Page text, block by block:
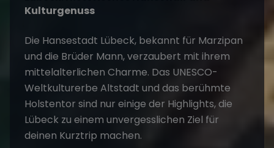
Kulturgenuss
Die Hansestadt Lübeck, bekannt für Marzipan
und die Brüder Mann, verzaubert mit ihrem
mittelalterlichen Charme. Das UNESCO-
Weltkulturerbe Altstadt und das berühmte
Holstentor sind nur einige der Highlights, die
Lübeck zu einem unvergesslichen Ziel für
deinen Kurztrip machen.